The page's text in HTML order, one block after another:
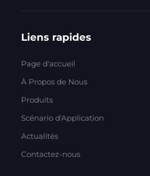
Liens rapides
Page d'accueil
À Propos de Nous
Produits
Scénario d'Application
Actualités
Contactez-nous